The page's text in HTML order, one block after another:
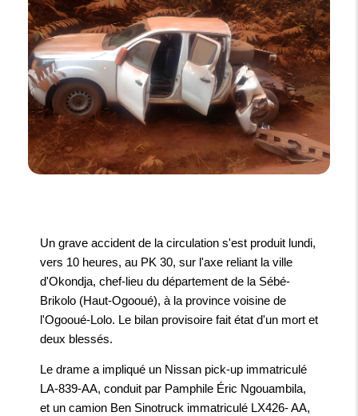
Un grave accident de la circulation s'est produit lundi,
vers 10 heures, au PK 30, sur l'axe reliant la ville
d'Okondja, chef-lieu du département de la Sébé-
Brikolo (Haut-Ogooué), à la province voisine de
l'Ogooué-Lolo. Le bilan provisoire fait état d'un mort et
deux blessés.
Le drame a impliqué un Nissan pick-up immatriculé
LA-839-AA, conduit par Pamphile Éric Ngouambila,
et un camion Ben Sinotruck immatriculé LX426- AA,